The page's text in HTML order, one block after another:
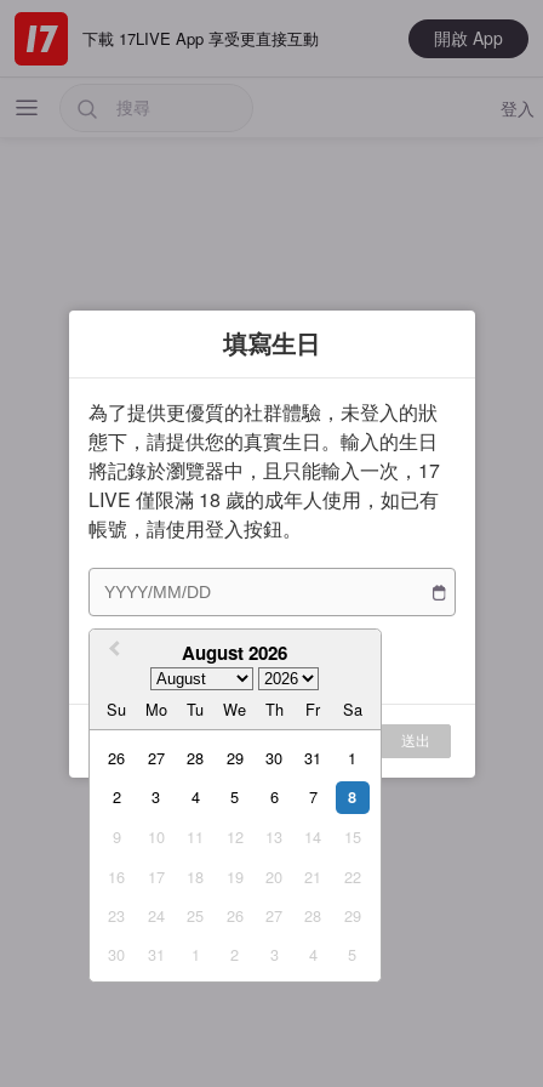
下載 17LIVE App 享受更直接互動 開啟 App
最新
電玩遊戲
大神推薦
男主播
女主播
我的訂閱
繁體中文
繁體中文-香港
日本語
English-US
English-Global
登入
填寫生日
為了提供更優質的社群體驗，未登入的狀
態下，請提供您的真實生日。輸入的生日
將記錄於瀏覽器中，且只能輸入一次，17
LIVE 僅限滿 18 歲的成年人使用，如已有
帳號，請使用登入按鈕。
August 2026
Su Mo Tu We Th Fr Sa
26 27 28 29 30 31
1
2
3 4 5 6 7 8
9 10 11 12 13 14
15
16
17 18 19 20 21
22
23
24 25 26 27 28
29
30
31 1 2 3 4 5
我同意 服務條款與隱私權政策
送出